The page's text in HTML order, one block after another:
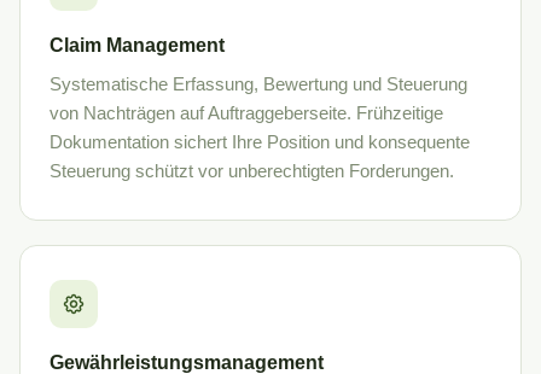
Claim Management
Systematische Erfassung, Bewertung und Steuerung
von Nachträgen auf Auftraggeberseite. Frühzeitige
Dokumentation sichert Ihre Position und konsequente
Steuerung schützt vor unberechtigten Forderungen.
Gewährleistungsmanagement